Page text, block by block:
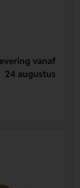
vanaf
24 augustus